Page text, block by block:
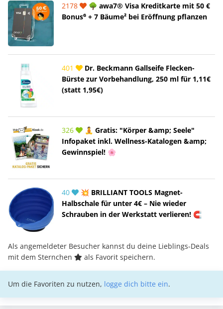
2178
🌳 awa7® Visa Kreditkarte mit 50 €
Bonus⁶ + 7 Bäume² bei Eröffnung pflanzen
401
Dr. Beckmann Gallseife Flecken-
Bürste zur Vorbehandlung, 250 ml für 1,11€
(statt 1,95€)
326
🧘 Gratis: "Körper &amp; Seele"
Infopaket inkl. Wellness-Katalogen &amp;
Gewinnspiel! 🌸
40
💥 BRILLIANT TOOLS Magnet-
Halbschale für unter 4€ – Nie wieder
Schrauben in der Werkstatt verlieren! 🧲
Als angemeldeter Besucher kannst du deine Lieblings-Deals
mit dem Sternchen
als Favorit speichern.
Um die Favoriten zu nutzen, logge dich bitte ein.